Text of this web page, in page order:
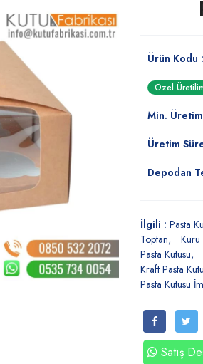
Ürün Kodu :
Özel
Min.
Üretim
Depodan
İlgili : Pasta
Toptan
Kuru
Pasta Kutusu
Kraft Pasta
Pasta Kutusu
Satış